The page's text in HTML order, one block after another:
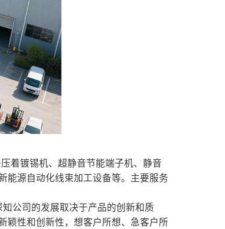
着镀锡机、超静音节能端子机、静音
能源自动化线束加工设备等。主要服务
公司的发展取决于产品的创新和质
颖性和创新性，想客户所想、急客户所